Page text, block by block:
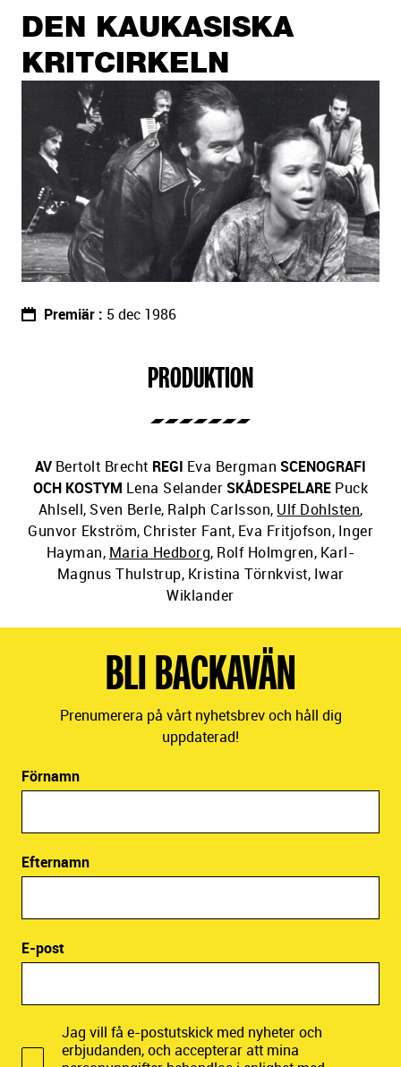
DEN KAUKASISKA
KRITCIRKELN
Premiär 5 dec 1986
PRODUKTION
AV Bertolt Brecht REGI Eva Bergman SCENOGRAFI
OCH KOSTYM Lena SelanderSKÅDESPELARE Puck
Ahlsell, Sven Berle, Ralph Carlsson, Ulf Dohlsten,
Gunvor Ekström, Christer Fant, Eva Fritjofson, Inger
Hayman, Maria Hedborg, Rolf Holmgren, Karl-
Magnus Thulstrup, Kristina Törnkvist, Iwar
Wiklander
BLI BACKAVÄN
Prenumerera på vårt nyhetsbrev och håll dig
uppdaterad!
Förnamn
Efternamn
E-post
Jag vill få e-postutskick med nyheter och
erbjudanden, och accepterar att mina